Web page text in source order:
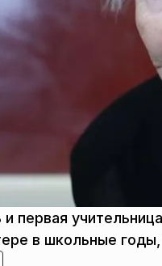
первая
в школьные